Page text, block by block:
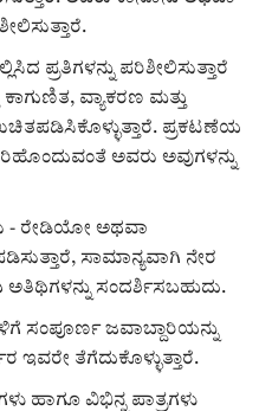
ಪ್ರತಿಗಳನ್ನು ಪರಿಶೀಲಿಸುತ್ತಾರೆ
ಕಾಗುಣಿತ, ವ್ಯಾಕರಣ ಮತ್ತು
ಪ್ರಕಟಣೆಯ
ಅವರು ಅವುಗಳನ್ನು
- ರೇಡಿಯೋ ಅಥವಾ
ಸಾಮಾನ್ಯವಾಗಿ ನೇರ
ಅತಿಥಿಗಳನ್ನು ಸಂದರ್ಶಿಸಬಹುದು.
ಸಂಪೂರ್ಣ ಜವಾಬ್ದಾರಿಯನ್ನು
ಇವರೇ ತೆಗೆದುಕೊಳ್ಳುತ್ತಾರೆ.
ಹಾಗೂ ವಿಭಿನ್ನ ಪಾತ್ರಗಳು